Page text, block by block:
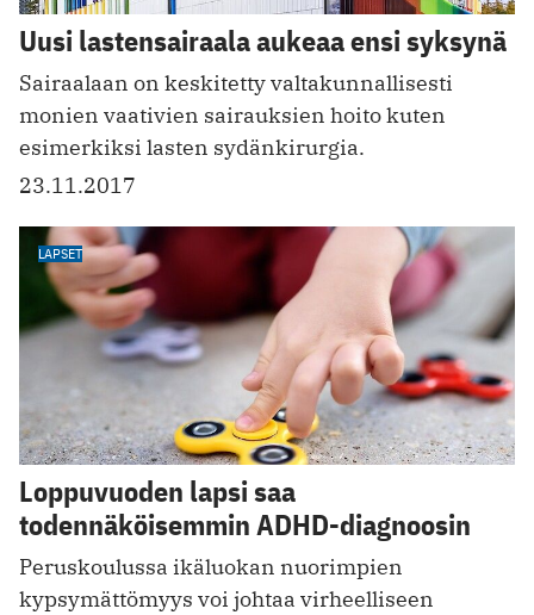
Uusi lastensairaala aukeaa ensi syksynä
Sairaalaan on keskitetty valtakunnallisesti
monien vaativien sairauksien hoito kuten
esimerkiksi lasten sydänkirurgia.
23.11.2017
LAPSET
Loppuvuoden lapsi saa
todennäköisemmin ADHD-diagnoosin
Peruskoulussa ikäluokan nuorimpien
kypsymättömyys voi johtaa virheelliseen